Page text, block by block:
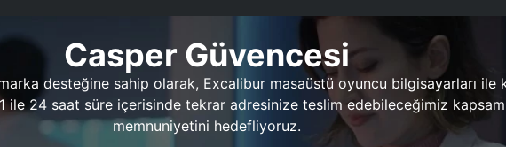
Casper Güvencesi
desteğine sahip olarak, Excalibur masaüstü oyuncu bilgisayarları
1 ile 24 saat süre içerisinde tekrar adresinize teslim edebileceğimiz
memnuniyetini hedefliyoruz.